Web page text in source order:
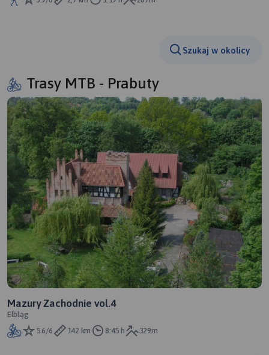
Szukaj w okolicy
Trasy MTB - Prabuty
Mazury Zachodnie vol.4
Elbląg
5.6/6
142 km 8:45 h 329m